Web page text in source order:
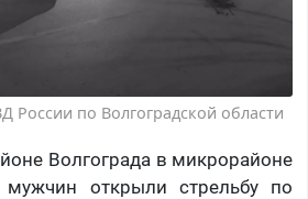
России по Волгоградской области
Волгограда в микрорайоне
открыли стрельбу по